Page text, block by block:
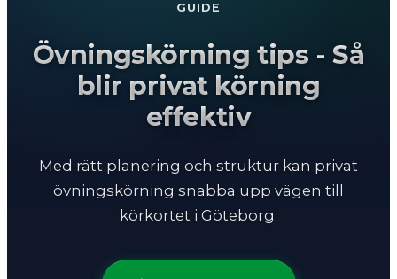
GUIDE
Övningskörning tips - Så
blir privat körning
effektiv
Med rätt planering och struktur kan privat
övningskörning snabba upp vägen till
körkortet i Göteborg.